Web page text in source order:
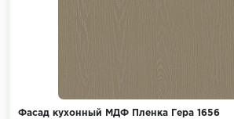
Фасад кухонный МДФ Пленка Гера 1656